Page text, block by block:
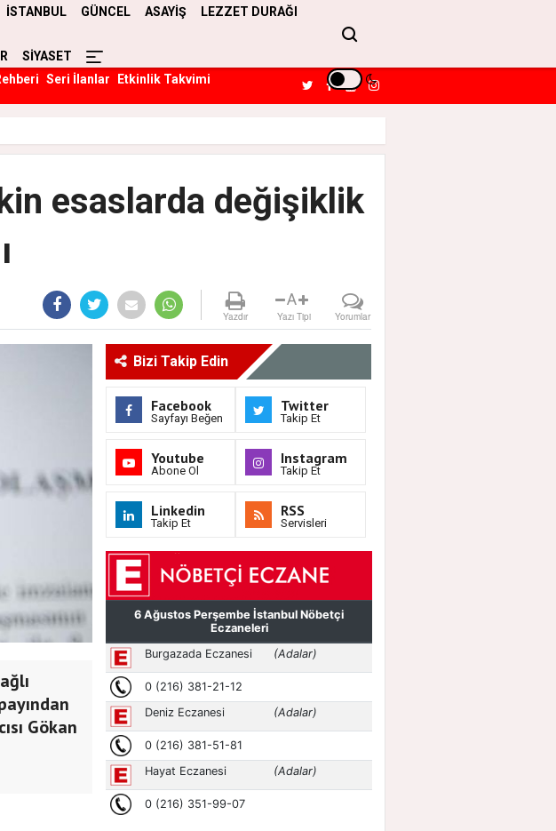
İSTANBUL GÜNCEL ASAYİŞ LEZZET DURAĞI
SİYASET
Seri İlanlar
Etkinlik Takvimi
esaslarda değişiklik
Yazdır
A
Yazı Tipi Yorumlar
Gökan
Bizi Takip Edin
Facebook
Sayfayı Beğen
Twitter
Takip Et
Youtube
Abone Ol
Instagram
Takip Et
Linkedin
Takip Et
RSS
Servisleri